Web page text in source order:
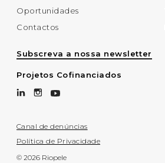
Oportunidades
Contactos
Subscreva a nossa newsletter
Projetos Cofinanciados
Canal de denúncias
Política de Privacidade
© 2026 Riopele